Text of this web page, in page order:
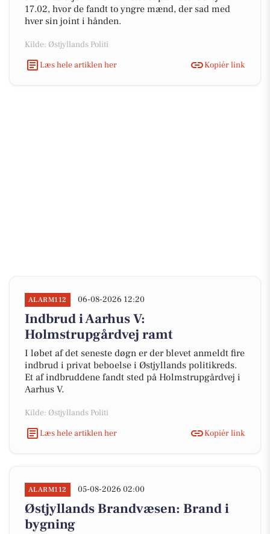
17.02, hvor de fandt to yngre mænd, der sad med
hver sin joint i hånden.
Kilde: Østjyllands Politi
Læs hele artiklen her
Kopiér link
ALARM112 06-08-2026 12:20
Indbrud i Aarhus V:
Holmstrupgårdvej ramt
I løbet af det seneste døgn er der blevet anmeldt fire
indbrud i privat beboelse i Østjyllands politikreds.
Et af indbruddene fandt sted på Holmstrupgårdvej i
Aarhus V.
Kilde: Østjyllands Politi
Læs hele artiklen her
Kopiér link
ALARM112 05-08-2026 02:00
Østjyllands Brandvæsen: Brand i
bygning